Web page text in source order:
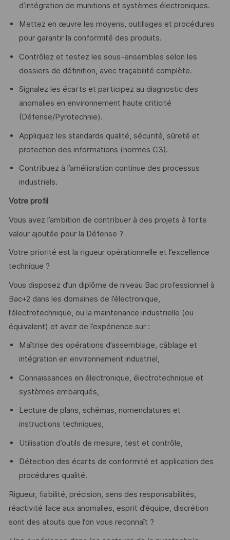
d’intégration de munitions et systèmes électroniques.
Mettez en œuvre les moyens, outillages et procédures
pour garantir la conformité des produits.
Contrôlez et testez les sous-ensembles selon les
dossiers de définition, avec traçabilité complète.
Signalez les écarts et participez au diagnostic des
anomalies en environnement haute criticité
(Défense/Pyrotechnie).
Appliquez les standards qualité, sécurité, sûreté et
protection des informations (normes C3).
Contribuez à l’amélioration continue des processus
industriels.
Votre profil
Vous avez l’ambition de contribuer à des projets à forte
valeur ajoutée pour la Défense ?
Votre priorité est la rigueur opérationnelle et l’excellence
technique ?
Vous disposez d’un diplôme de niveau Bac professionnel à
Bac+2 dans les domaines de l’électronique,
l’électrotechnique, ou la maintenance industrielle (ou
équivalent) et avez de l’expérience sur :
Maîtrise des opérations d’assemblage, câblage et
intégration en environnement industriel,
Connaissances en électronique, électrotechnique et
systèmes embarqués,
Lecture de plans, schémas, nomenclatures et
instructions techniques,
Utilisation d’outils de mesure, test et contrôle,
Détection des écarts de conformité et application des
procédures qualité.
Rigueur, fiabilité, précision, sens des responsabilités,
réactivité face aux anomalies, esprit d’équipe, discrétion
sont des atouts que l’on vous reconnaît ?